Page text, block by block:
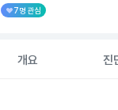
7명 관심
개요 진